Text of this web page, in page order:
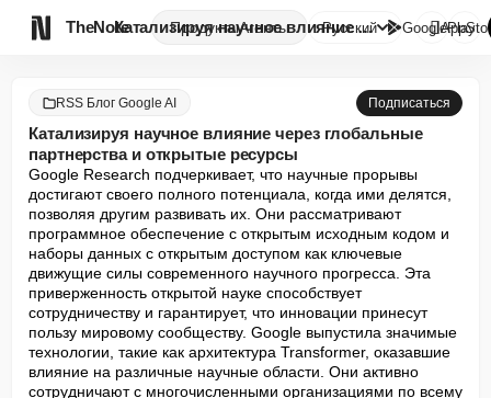
TheNote ПродуктыАгенты Катализируя научное влияние че...
Русский GooglePlay

RSS Блог Google AI Подписаться
Катализируя научное влияние через глобальные
партнерства и открытые ресурсы
Google Research подчеркивает, что научные прорывы
достигают своего полного потенциала, когда ими делятся,
позволяя другим развивать их. Они рассматривают
программное обеспечение с открытым исходным кодом и
наборы данных с открытым доступом как ключевые
движущие силы современного научного прогресса. Эта
приверженность открытой науке способствует
сотрудничеству и гарантирует, что инновации принесут
пользу мировому сообществу. Google выпустила значимые
технологии, такие как архитектура Transformer, оказавшие
влияние на различные научные области. Они активно
сотрудничают с многочисленными организациями по всему